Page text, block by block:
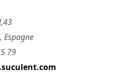
Espagne
79